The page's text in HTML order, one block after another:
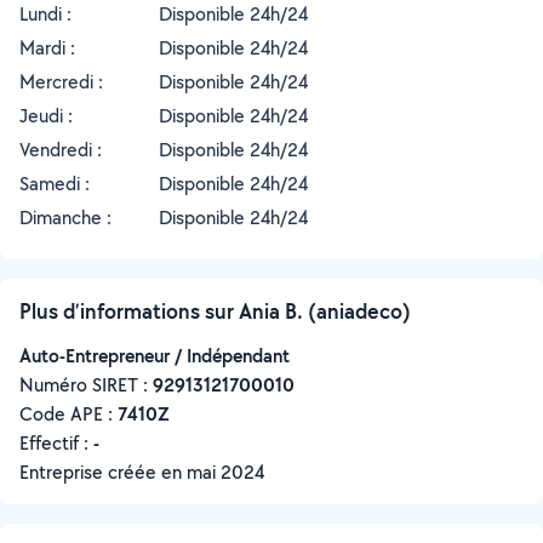
Lundi :
Disponible 24h/24
Mardi :
Disponible 24h/24
Mercredi :
Disponible 24h/24
Jeudi :
Disponible 24h/24
Vendredi :
Disponible 24h/24
Samedi :
Disponible 24h/24
Dimanche :
Disponible 24h/24
Plus d’informations sur Ania B. (aniadeco)
Auto-Entrepreneur / Indépendant
Numéro SIRET : ‍92913121700010
Code APE : 7410Z
Effectif : -
Entreprise créée en mai 2024